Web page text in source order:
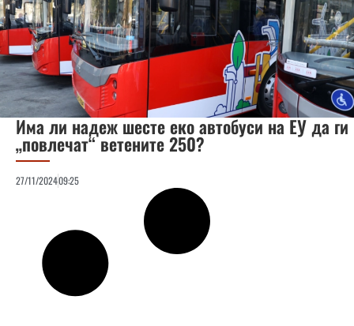
Има ли надеж шесте еко автобуси на ЕУ да ги
„повлечат“ ветените 250?
27/11/202409:25